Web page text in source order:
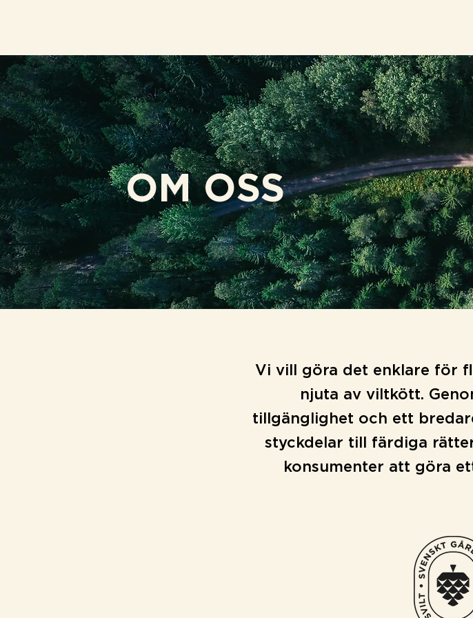
OM OSS
Vi vill göra det enklare för
njuta av viltkött.
tillgänglighet och ett
styckdelar till färdiga
konsumenter att göra